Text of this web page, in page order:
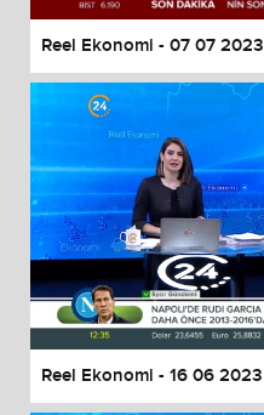
Reel Ekonomi - 07 07 2023
Reel Ekonomi - 16 06 2023